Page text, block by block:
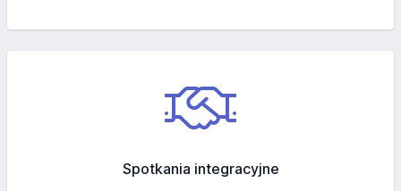
Spotkania integracyjne